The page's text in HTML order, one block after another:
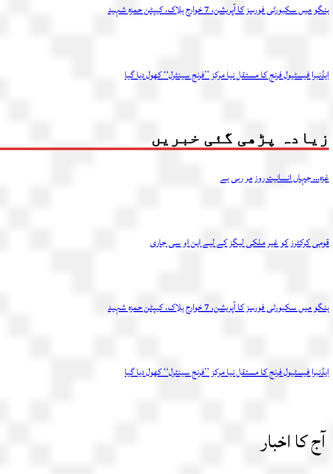
ہنگو میں سکیورٹی فورسز کا آپریشن، 7 خوارج ہلاک، کیپٹن حمزہ شہید
ایڈنبرا فیسٹیول فرنج کا مستقل نیا مرکز ’’فرنج سینٹرل‘‘ کھول دیا گیا
زیادہ پڑھی گئی خبریں
غزہ… جہاں انسانیت روز مر رہی ہے
قومی کرکٹرز کو غیر ملکی لیگز کے لیے این او سی جاری
ہنگو میں سکیورٹی فورسز کا آپریشن، 7 خوارج ہلاک، کیپٹن حمزہ شہید
ایڈنبرا فیسٹیول فرنج کا مستقل نیا مرکز ’’فرنج سینٹرل‘‘ کھول دیا گیا
آج کا اخبار